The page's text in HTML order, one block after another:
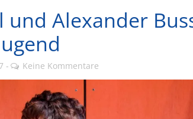
und Alexander
Keine Kommentare